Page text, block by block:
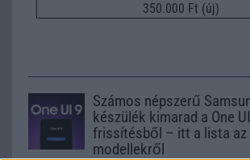
350.000 Ft (új)
Számos népszerű
készülék kimarad a One
frissítésből – itt a lista
modellekről